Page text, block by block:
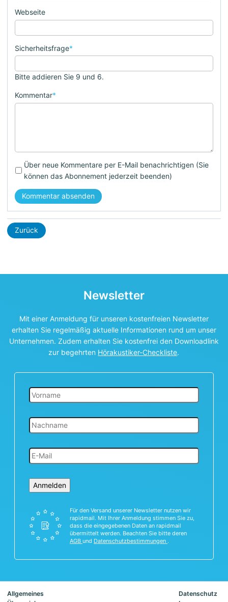
Webseite
Sicherheitsfrage*
Bitte addieren Sie 9 und 6.
Kommentar*
Über neue Kommentare per E-Mail benachrichtigen (Sie
können das Abonnement jederzeit beenden)
Kommentar absenden
Zurück
Newsletter
Mit einer Anmeldung für unseren kostenfreien Newsletter
erhalten Sie regelmäßig aktuelle Informationen rund um unser
Unternehmen. Zudem erhalten Sie kostenfrei den Downloadlink
zur begehrten Hörakustiker-Checkliste.
Anmelden
Für den Versand unserer Newsletter nutzen wir
rapidmail. Mit Ihrer Anmeldung stimmen Sie zu,
dass die eingegebenen Daten an rapidmail
übermittelt werden. Beachten Sie bitte deren
AGB und Datenschutzbestimmungen .
Allgemeines
Datenschutz